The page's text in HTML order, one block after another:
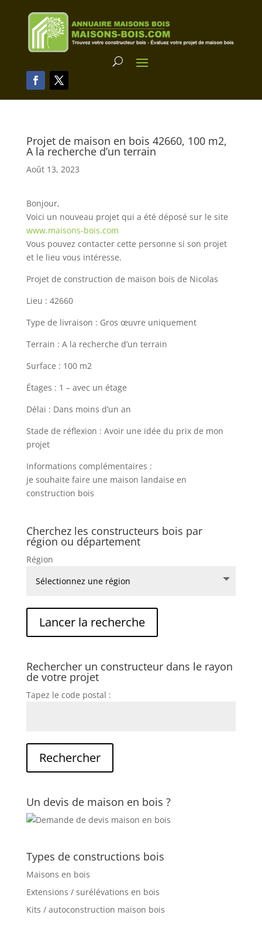
Projet de maison en bois 42660, 100 m2,
A la recherche d’un terrain
Août 13, 2023
Bonjour,
Voici un nouveau projet qui a été déposé sur le site
www.maisons-bois.com
Vous pouvez contacter cette personne si son projet
et le lieu vous intéresse.
Projet de construction de maison bois de Nicolas
Lieu : 42660
Type de livraison : Gros œuvre uniquement
Terrain : A la recherche d’un terrain
Surface : 100 m2
Étages : 1 – avec un étage
Délai : Dans moins d’un an
Stade de réflexion : Avoir une idée du prix de mon
projet
Informations complémentaires :
je souhaite faire une maison landaise en
construction bois
Cherchez les constructeurs bois par
région ou département
Région
Rechercher un constructeur dans le rayon
de votre projet
Tapez le code postal :
Un devis de maison en bois ?
Types de constructions bois
Maisons en bois
Extensions / surélévations en bois
Kits / autoconstruction maison bois